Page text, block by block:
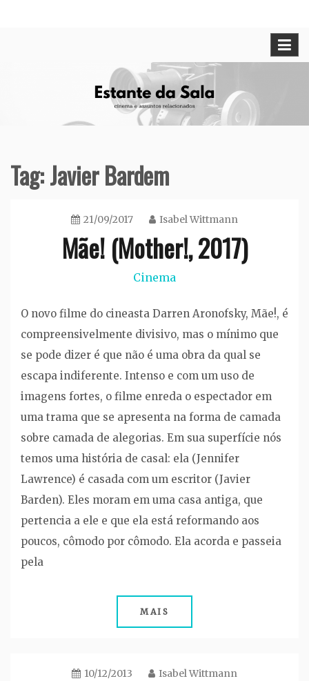
Tag:Javier Bardem
21/09/2017 Isabel Wittmann
Mãe! (Mother!, 2017)
Cinema
O novo filme do cineasta Darren Aronofsky, Mãe!, é
compreensivelmente divisivo, mas o mínimo que
se pode dizer é que não é uma obra da qual se
escapa indiferente. Intenso e com um uso de
imagens fortes, o filme enreda o espectador em
uma trama que se apresenta na forma de camada
sobre camada de alegorias. Em sua superfície nós
temos uma história de casal: ela (Jennifer
Lawrence) é casada com um escritor (Javier
Barden). Eles moram em uma casa antiga, que
pertencia a ele e que ela está reformando aos
poucos, cômodo por cômodo. Ela acorda e passeia
pela
MAIS
10/12/2013 Isabel Wittmann